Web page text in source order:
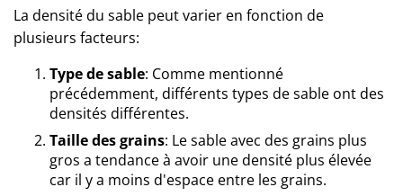
La densité du sable peut varier en fonction de
plusieurs facteurs:
Type de sable: Comme mentionné
précédemment, différents types de sable ont des
densités différentes.
Taille des grains: Le sable avec des grains plus
gros a tendance à avoir une densité plus élevée
car il y a moins d'espace entre les grains.